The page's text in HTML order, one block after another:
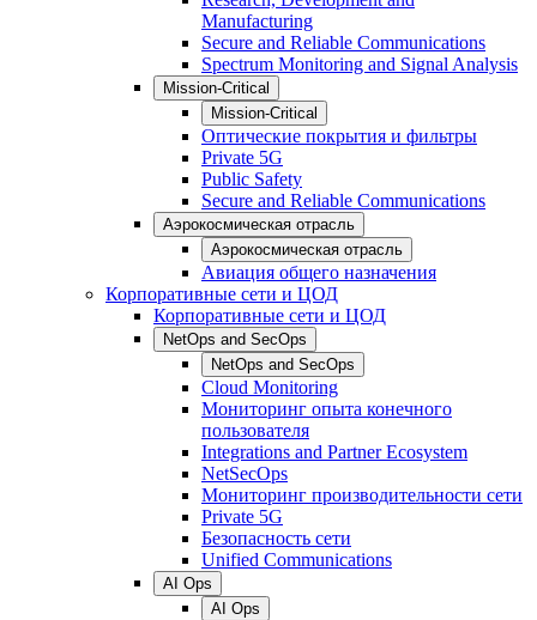
Manufacturing
Secure and Reliable Communications
Spectrum Monitoring and Signal Analysis
Mission-Critical
Mission-Critical
Оптические покрытия и фильтры
Private 5G
Public Safety
Secure and Reliable Communications
Аэрокосмическая отрасль
Аэрокосмическая отрасль
Авиация общего назначения
Корпоративные сети и ЦОД
Корпоративные сети и ЦОД
NetOps and SecOps
NetOps and SecOps
Cloud Monitoring
Мониторинг опыта конечного
пользователя
Integrations and Partner Ecosystem
NetSecOps
Мониторинг производительности сети
Private 5G
Безопасность сети
Unified Communications
AI Ops
AI Ops